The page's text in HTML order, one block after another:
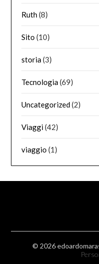
Ruth(8)
Sito (10)
storia(3)
Tecnologia(69)
Uncategorized(2)
Viaggi(42)
viaggio (1)
© 2026